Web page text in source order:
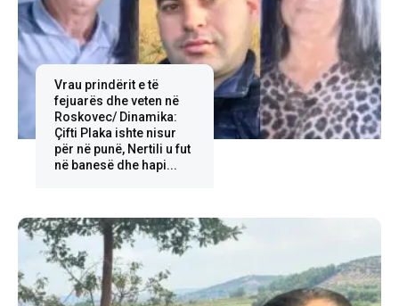
Vrau prindërit e të
fejuarës dhe veten në
Roskovec/ Dinamika:
Çifti Plaka ishte nisur
për në punë, Nertili u fut
në banesë dhe hapi...